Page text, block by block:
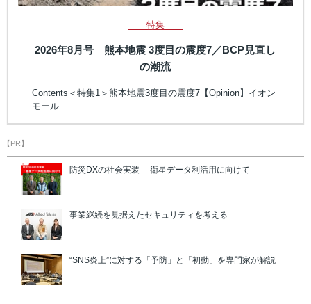
特集
2026年8月号 熊本地震 3度目の震度7／BCP見直し
の潮流
Contents＜特集1＞熊本地震3度目の震度7【Opinion】イオン
モール…
【PR】
防災DXの社会実装 －衛星データ利活用に向けて
事業継続を見据えたセキュリティを考える
“SNS炎上”に対する「予防」と「初動」を専門家が解説